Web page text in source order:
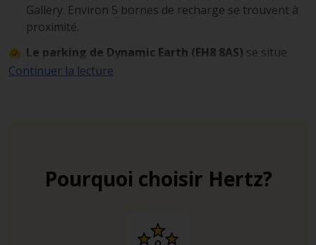
Gallery. Environ 5 bornes de recharge se trouvent à
proximité.
Le parking de Dynamic Earth (EH8 8AS) se situe
près du Palais de Holyrood, du musée d'Édimbourg
recharge pour les véhicules électriques. Non loin de
là, se trouvent la colline Calton Hill où vous pourrez
aussi le Scott Monument et le Writers' Museum.
Continuer la lecture
Pourquoi choisir Hertz?